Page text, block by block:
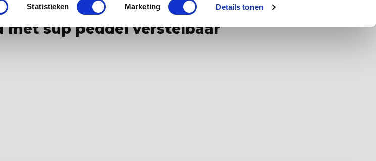
Statistieken Marketing Details tonen
met sup peddel verstelbaar